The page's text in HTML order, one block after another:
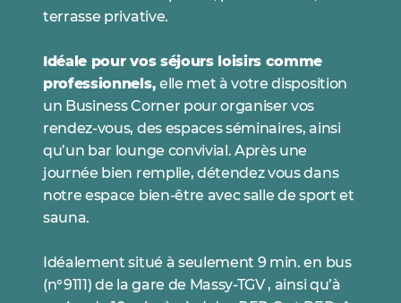
terrasse privative.
Idéale pour vos séjours loisirs comme
professionnels, elle met à votre disposition
un Business Corner pour organiser vos
rendez-vous, des espaces séminaires, ainsi
qu’un bar lounge convivial. Après une
journée bien remplie, détendez vous dans
notre espace bien-être avec salle de sport et
sauna.
Idéalement situé à seulement 9 min. en bus
(n°9111) de la gare de Massy-TGV , ainsi qu’à